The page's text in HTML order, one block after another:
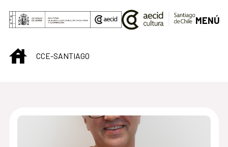
Saltar al contenido principal
MENÚ
INICIOCCE-SANTIAGO